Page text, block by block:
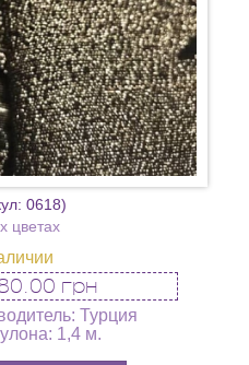
0618)
цветах
грн
Турция
1,4 м.